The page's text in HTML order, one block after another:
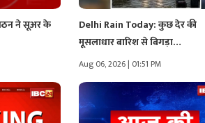
ने सूअर के
Delhi Rain Today: कुछ देर की
मूसलाधार बारिश से बिगड़ा…
Aug 06, 2026 | 01:51 PM